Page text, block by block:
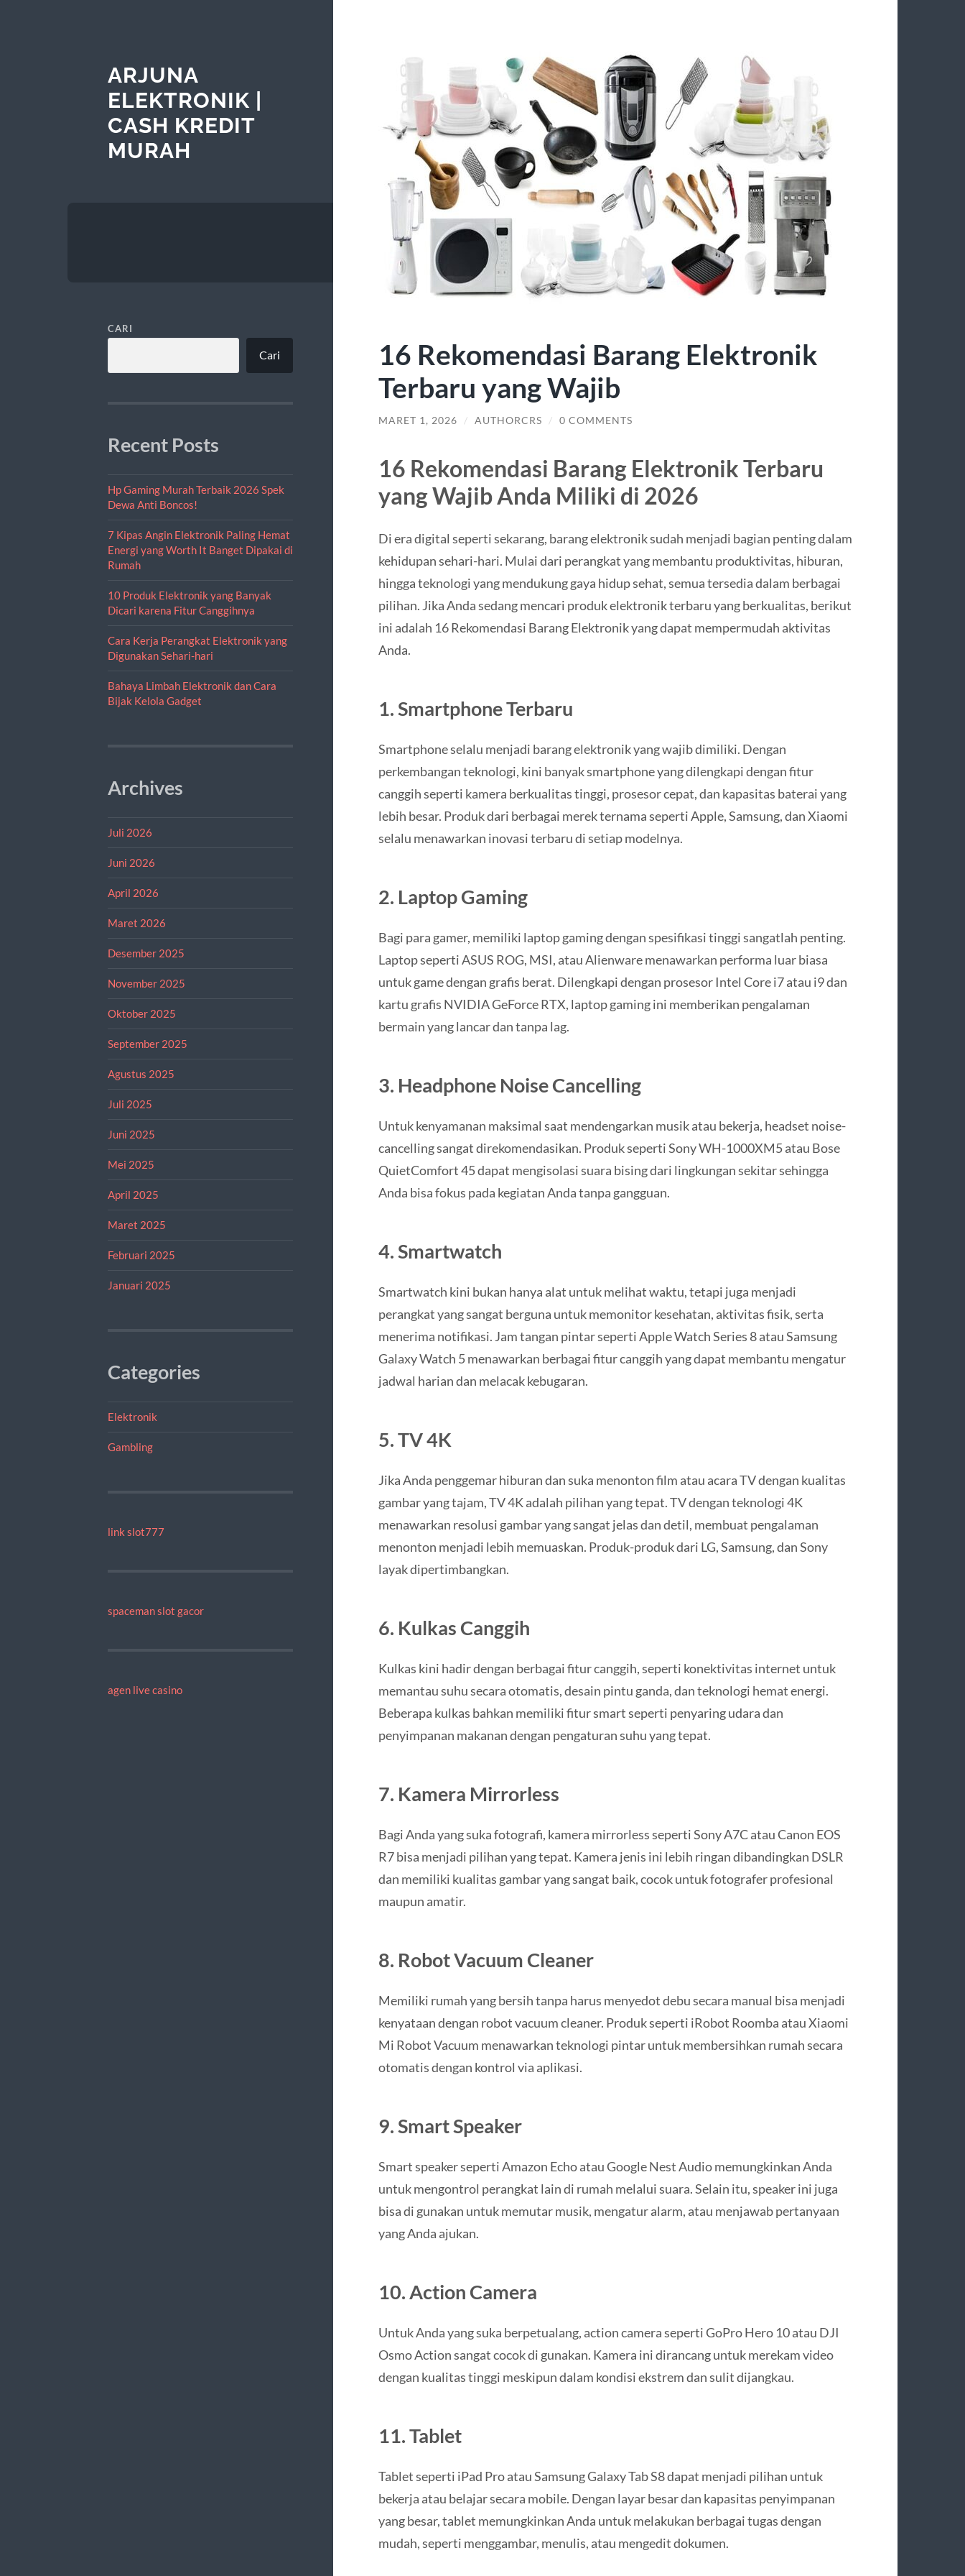
ARJUNA
ELEKTRONIK |
CASH KREDIT
MURAH
CARI
Cari
Recent Posts
Hp Gaming Murah Terbaik 2026 Spek
Dewa Anti Boncos!
7 Kipas Angin Elektronik Paling Hemat
Energi yang Worth It Banget Dipakai di
Rumah
10 Produk Elektronik yang Banyak
Dicari karena Fitur Canggihnya
Cara Kerja Perangkat Elektronik yang
Digunakan Sehari-hari
Bahaya Limbah Elektronik dan Cara
Bijak Kelola Gadget
Archives
Juli 2026
Juni 2026
April 2026
Maret 2026
Desember 2025
November 2025
Oktober 2025
September 2025
Agustus 2025
Juli 2025
Juni 2025
Mei 2025
April 2025
Maret 2025
Februari 2025
Januari 2025
Categories
Elektronik
Gambling
link slot777
spaceman slot gacor
agen live casino
16 Rekomendasi Barang Elektronik
Terbaru yang Wajib
MARET 1, 2026 / AUTHORCRS / 0 COMMENTS
16 Rekomendasi Barang Elektronik Terbaru
yang Wajib Anda Miliki di 2026
Di era digital seperti sekarang, barang elektronik sudah menjadi bagian penting dalam
kehidupan sehari-hari. Mulai dari perangkat yang membantu produktivitas, hiburan,
hingga teknologi yang mendukung gaya hidup sehat, semua tersedia dalam berbagai
pilihan. Jika Anda sedang mencari produk elektronik terbaru yang berkualitas, berikut
ini adalah 16 Rekomendasi Barang Elektronik yang dapat mempermudah aktivitas
Anda.
1.Smartphone Terbaru
Smartphone selalu menjadi barang elektronik yang wajib dimiliki. Dengan
perkembangan teknologi, kini banyak smartphone yang dilengkapi dengan fitur
canggih seperti kamera berkualitas tinggi, prosesor cepat, dan kapasitas baterai yang
lebih besar. Produk dari berbagai merek ternama seperti Apple, Samsung, dan Xiaomi
selalu menawarkan inovasi terbaru di setiap modelnya.
2. Laptop Gaming
Bagi para gamer, memiliki laptop gaming dengan spesifikasi tinggi sangatlah penting.
Laptop seperti ASUS ROG, MSI, atau Alienware menawarkan performa luar biasa
untuk game dengan grafis berat. Dilengkapi dengan prosesor Intel Core i7 atau i9 dan
kartu grafis NVIDIA GeForce RTX, laptop gaming ini memberikan pengalaman
bermain yang lancar dan tanpa lag.
3. Headphone Noise Cancelling
Untuk kenyamanan maksimal saat mendengarkan musik atau bekerja, headset noise-
cancelling sangat direkomendasikan. Produk seperti Sony WH-1000XM5 atau Bose
QuietComfort 45 dapat mengisolasi suara bising dari lingkungan sekitar sehingga
Anda bisa fokus pada kegiatan Anda tanpa gangguan.
4.Smartwatch
Smartwatch kini bukan hanya alat untuk melihat waktu, tetapi juga menjadi
perangkat yang sangat berguna untuk memonitor kesehatan, aktivitas fisik, serta
menerima notifikasi. Jam tangan pintar seperti Apple Watch Series 8 atau Samsung
Galaxy Watch 5 menawarkan berbagai fitur canggih yang dapat membantu mengatur
jadwal harian dan melacak kebugaran.
5.TV 4K
Jika Anda penggemar hiburan dan suka menonton film atau acara TV dengan kualitas
gambar yang tajam, TV 4K adalah pilihan yang tepat. TV dengan teknologi 4K
menawarkan resolusi gambar yang sangat jelas dan detil, membuat pengalaman
menonton menjadi lebih memuaskan. Produk-produk dari LG, Samsung, dan Sony
layak dipertimbangkan.
6. Kulkas Canggih
Kulkas kini hadir dengan berbagai fitur canggih, seperti konektivitas internet untuk
memantau suhu secara otomatis, desain pintu ganda, dan teknologi hemat energi.
Beberapa kulkas bahkan memiliki fitur smart seperti penyaring udara dan
penyimpanan makanan dengan pengaturan suhu yang tepat.
7. Kamera Mirrorless
Bagi Anda yang suka fotografi, kamera mirrorless seperti Sony A7C atau Canon EOS
R7 bisa menjadi pilihan yang tepat. Kamera jenis ini lebih ringan dibandingkan DSLR
dan memiliki kualitas gambar yang sangat baik, cocok untuk fotografer profesional
maupun amatir.
8. Robot Vacuum Cleaner
Memiliki rumah yang bersih tanpa harus menyedot debu secara manual bisa menjadi
kenyataan dengan robot vacuum cleaner. Produk seperti iRobot Roomba atau Xiaomi
Mi Robot Vacuum menawarkan teknologi pintar untuk membersihkan rumah secara
otomatis dengan kontrol via aplikasi.
9.Smart Speaker
Smart speaker seperti Amazon Echo atau Google Nest Audio memungkinkan Anda
untuk mengontrol perangkat lain di rumah melalui suara. Selain itu, speaker ini juga
bisa di gunakan untuk memutar musik, mengatur alarm, atau menjawab pertanyaan
yang Anda ajukan.
10.Action Camera
Untuk Anda yang suka berpetualang, action camera seperti GoPro Hero 10 atau DJI
Osmo Action sangat cocok di gunakan. Kamera ini dirancang untuk merekam video
dengan kualitas tinggi meskipun dalam kondisi ekstrem dan sulit dijangkau.
11.Tablet
Tablet seperti iPad Pro atau Samsung Galaxy Tab S8 dapat menjadi pilihan untuk
bekerja atau belajar secara mobile. Dengan layar besar dan kapasitas penyimpanan
yang besar, tablet memungkinkan Anda untuk melakukan berbagai tugas dengan
mudah, seperti menggambar, menulis, atau mengedit dokumen.